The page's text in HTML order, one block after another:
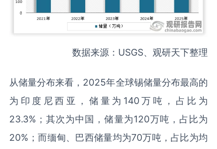
数据来源：USGS、观研天下整理
从储量分布来看，2025年全球锡储量分布最高的
为印度尼西亚，储量为140万吨，占比为
23.3%；其次为中国，储量为120万吨，占比为
20%；而缅甸、巴西储量均为70万吨，占比为均